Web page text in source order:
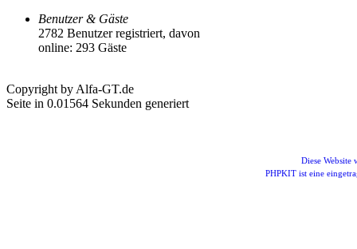
Benutzer & Gäste
2782 Benutzer registriert, davon
online: 293 Gäste
Copyright by Alfa-GT.de
Seite in 0.01564 Sekunden generiert
Diese Website
PHPKIT ist eine